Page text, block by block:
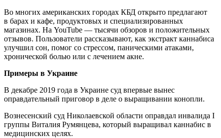
Во многих американских городах КБД открыто предлагают
в барах и кафе, продуктовых и специализированных
магазинах. На YouTube — тысячи обзоров и положительных
отзывов. Пользователи рассказывают, как экстракт каннабиса
улучшил сон, помог со стрессом, паническими атаками,
хронической болью или с лечением акне.
Примеры в Украине
В декабре 2019 года в Украине суд впервые вынес
оправдательный приговор в деле о выращивании конопли.
Вознесенский суд Николаевской области оправдал инвалида I
группы Виталия Румянцева, который выращивал каннабис в
медицинских целях.